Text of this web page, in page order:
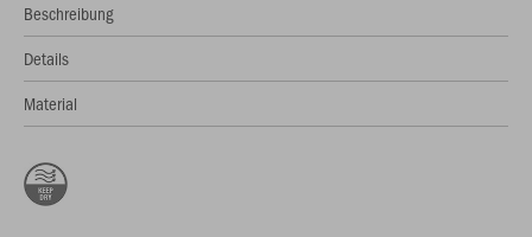
Beschreibung
Details
Material